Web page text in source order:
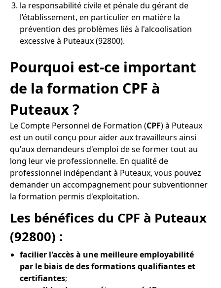
la responsabilité civile et pénale du gérant de
l’établissement, en particulier en matière la
prévention des problèmes liés à l'alcoolisation
excessive à Puteaux (92800).
Pourquoi est-ce important
de la formation CPF à
Puteaux ?
Le Compte Personnel de Formation (CPF) à Puteaux
est un outil conçu pour aider aux travailleurs ainsi
qu'aux demandeurs d'emploi de se former tout au
long leur vie professionnelle. En qualité de
professionnel indépendant à Puteaux, vous pouvez
demander un accompagnement pour subventionner
la formation permis d'exploitation.
Les bénéfices du CPF à Puteaux
(92800) :
facilier l'accès à une meilleure employabilité
par le biais de des formations qualifiantes et
certifiantes;